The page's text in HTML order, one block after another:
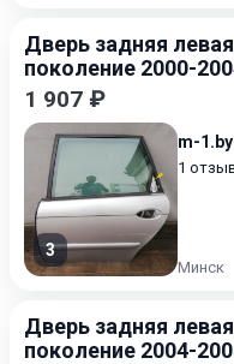
Дверь задняя
поколение 2000-
1 907 ₽
3
m-1.by
1
Минск
Дверь задняя
поколение 2004-